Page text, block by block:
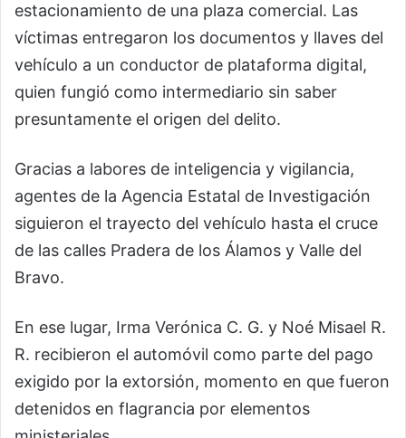
estacionamiento de una plaza comercial. Las
víctimas entregaron los documentos y llaves del
vehículo a un conductor de plataforma digital,
quien fungió como intermediario sin saber
presuntamente el origen del delito.
Gracias a labores de inteligencia y vigilancia,
agentes de la Agencia Estatal de Investigación
siguieron el trayecto del vehículo hasta el cruce
de las calles Pradera de los Álamos y Valle del
Bravo.
En ese lugar, Irma Verónica C. G. y Noé Misael R.
R. recibieron el automóvil como parte del pago
exigido por la extorsión, momento en que fueron
detenidos en flagrancia por elementos